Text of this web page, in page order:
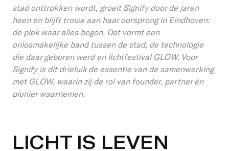
stad onttrokken wordt, groeit Signify door de jaren
heen en blijft trouw aan haar oorsprong in Eindhoven:
de plek waar alles begon. Dat vormt een
onlosmakelijke band tussen de stad, de technologie
die daar geboren werd en lichtfestival GLOW. Voor
Signify is dit drieluik de essentie van de samenwerking
met GLOW, waarin zij de rol van founder, partner én
pionier waarnemen.
LICHT IS LEVEN